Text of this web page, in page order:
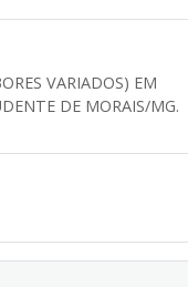
VARIADOS) EM
DE MORAIS/MG.